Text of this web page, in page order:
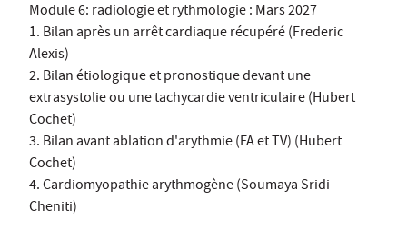
Module 6: radiologie et rythmologie : Mars 2027
1. Bilan après un arrêt cardiaque récupéré (Frederic
Alexis)
2. Bilan étiologique et pronostique devant une
extrasystolie ou une tachycardie ventriculaire (Hubert
Cochet)
3. Bilan avant ablation d'arythmie (FA et TV) (Hubert
Cochet)
4. Cardiomyopathie arythmogène (Soumaya Sridi
Cheniti)